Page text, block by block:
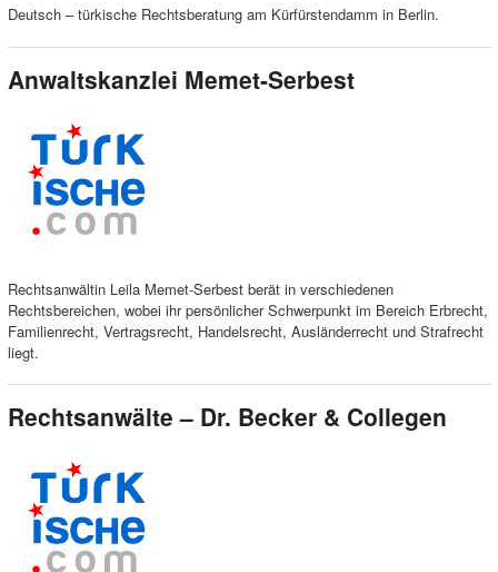
Deutsch – türkische Rechtsberatung am Kürfürstendamm in Berlin.
Anwaltskanzlei Memet-Serbest
Rechtsanwältin Leila Memet-Serbest berät in verschiedenen
Rechtsbereichen, wobei ihr persönlicher Schwerpunkt im Bereich Erbrecht,
Familienrecht, Vertragsrecht, Handelsrecht, Ausländerrecht und Strafrecht
liegt.
Rechtsanwälte – Dr. Becker & Collegen